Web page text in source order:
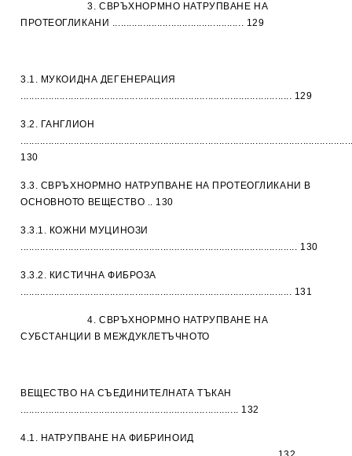
3. СВРЪХНОРМНО НАТРУПВАНЕ НА
ПРОТЕОГЛИКАНИ ............................................... 129
3.1. МУКОИДНА ДЕГЕНЕРАЦИЯ
................................................................................................. 129
3.2. ГАНГЛИОН
130
3.3. СВРЪХНОРМНО НАТРУПВАНЕ НА ПРОТЕОГЛИКАНИ В
ОСНОВНОТО ВЕЩЕСТВО .. 130
3.3.1. КОЖНИ МУЦИНОЗИ
................................................................................................... 130
3.3.2. КИСТИЧНА ФИБРОЗА
................................................................................................. 131
4. СВРЪХНОРМНО НАТРУПВАНЕ НА
СУБСТАНЦИИ В МЕЖДУКЛЕТЪЧНОТО
ВЕЩЕСТВО НА СЪЕДИНИТЕЛНАТА ТЪКАН
.............................................................................. 132
4.1. НАТРУПВАНЕ НА ФИБРИНОИД